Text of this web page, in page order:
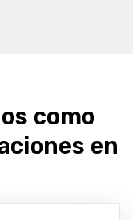
ambiental. 1.
y responsable El
como
en